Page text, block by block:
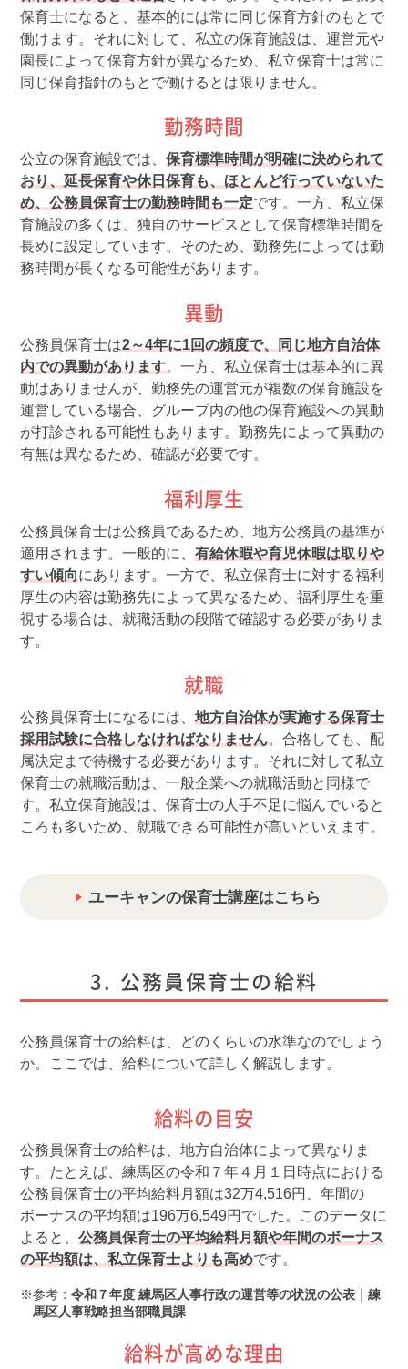
保育士になると、基本的には常に同じ保育方針のもとで
働けます。それに対して、私立の保育施設は、運営元や
園長によって保育方針が異なるため、私立保育士は常に
同じ保育指針のもとで働けるとは限りません。
勤務時間
公立の保育施設では、 保育標準時間が明確に決められて
おり、延長保育や休日保育も、ほとんど行っていないた
め、公務員保育士の勤務時間も一定です。一方、私立保
育施設の多くは、独自のサービスとして保育標準時間を
長めに設定しています。そのため、勤務先によっては勤
務時間が長くなる可能性があります。
異動
公務員保育士は2～4年に1回の頻度で、同じ地方自治体
内での異動があります。一方、私立保育士は基本的に異
動はありませんが、勤務先の運営元が複数の保育施設を
運営している場合、グループ内の他の保育施設への異動
が打診される可能性もあります。勤務先によって異動の
有無は異なるため、確認が必要です。
福利厚生
公務員保育士は公務員であるため、地方公務員の基準が
適用されます。一般的に、 有給休暇や育児休暇は取りや
すい傾向にあります。一方で、私立保育士に対する福利
厚生の内容は勤務先によって異なるため、福利厚生を重
視する場合は、就職活動の段階で確認する必要がありま
す。
就職
公務員保育士になるには、 地方自治体が実施する保育士
採用試験に合格しなければなりません。合格しても、配
属決定まで待機する必要があります。それに対して私立
保育士の就職活動は、一般企業への就職活動と同様で
す。私立保育施設は、保育士の人手不足に悩んでいると
ころも多いため、就職できる可能性が高いといえます。
ユーキャンの保育士講座はこちら
公務員保育士の給料
公務員保育士の給料は、どのくらいの水準なのでしょう
か。ここでは、給料について詳しく解説します。
給料の目安
公務員保育士の給料は、地方自治体によって異なりま
す。たとえば、練馬区の令和７年４月１日時点における
公務員保育士の平均給料月額は32万4,516円、年間の
ボーナスの平均額は196万6,549円でした。このデータに
よると、 公務員保育士の平均給料月額や年間のボーナス
の平均額は、私立保育士よりも高めです。
参考： 令和７年度 練馬区人事行政の運営等の状況の公表｜練
馬区人事戦略担当部職員課
給料が高めな理由